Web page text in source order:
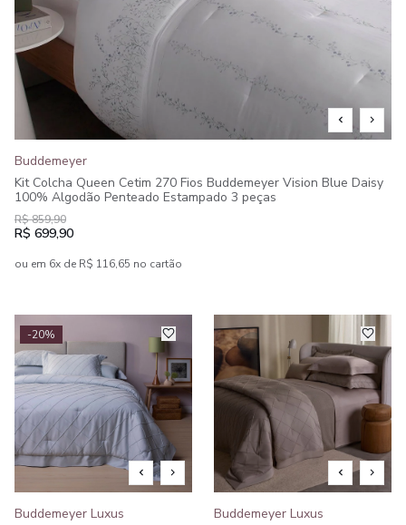
Buddemeyer
Kit Colcha Queen Cetim 270 Fios Buddemeyer Vision Blue Daisy
100% Algodão Penteado Estampado 3 peças
R$ 859,90
R$ 699,90
ou em 6x de R$ 116,65 no cartão
-20%
Buddemeyer Luxus
Buddemeyer Luxus